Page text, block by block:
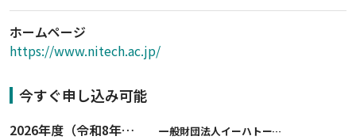
ホームページ
https://www.nitech.ac.jp/
今すぐ申し込み可能
2026年度（令和8年度）第２期 一般財団法人イーハトーブ育英会奨学生募集（給付型） 日本国内及び海外の大学・大学院に自宅外通学をする学生に生活費の一部(家賃半額相当)を給付【岩手県が本籍地の大学生または大学院生対象】
一般財団法人イーハトーブ育英会